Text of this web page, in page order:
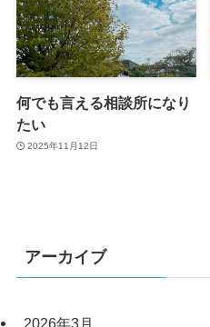
何でも言える相談所になり
たい
2025年11月12日
アーカイブ
2026年3月